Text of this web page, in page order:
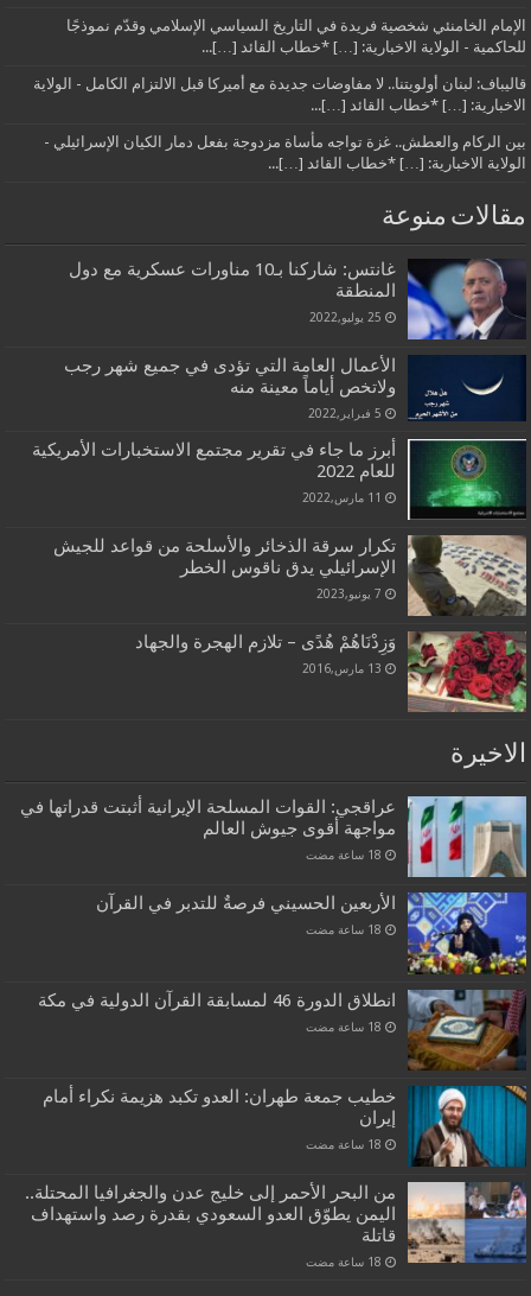
الإمام الخامنئي شخصية فريدة في التاريخ السياسي الإسلامي وقدّم نموذجًا
للحاكمية - الولاية الاخبارية: […] *خطاب القائد […]...
قاليباف: لبنان أولويتنا.. لا مفاوضات جديدة مع أميركا قبل الالتزام الكامل - الولاية
الاخبارية: […] *خطاب القائد […]...
بين الركام والعطش.. غزة تواجه مأساة مزدوجة بفعل دمار الكيان الإسرائيلي -
الولاية الاخبارية: […] *خطاب القائد […]...
مقالات منوعة
غانتس: شاركنا بـ10 مناورات عسكرية مع دول
المنطقة
25 يوليو,2022
الأعمال العامة التي تؤدى في جميع شهر رجب
ولاتخص أياماً معينة منه
5 فبراير,2022
أبرز ما جاء في تقرير مجتمع الاستخبارات الأمريكية
للعام 2022
11 مارس,2022
تكرار سرقة الذخائر والأسلحة من قواعد للجيش
الإسرائيلي يدق ناقوس الخطر
7 يونيو,2023
وَزِدْنَاهُمْ هُدًى – تلازم الهجرة والجهاد
13 مارس,2016
الاخيرة
عراقجي: القوات المسلحة الإيرانية أثبتت قدراتها في
مواجهة أقوى جيوش العالم
الأربعين الحسيني فرصةٌ للتدبر في القرآن
انطلاق الدورة 46 لمسابقة القرآن الدولية في مكة
خطيب جمعة طهران: العدو تكبد هزيمة نكراء أمام
إيران
من البحر الأحمر إلى خليج عدن والجغرافيا المحتلة..
اليمن يطوّق العدو السعودي بقدرة رصد واستهداف
قاتلة